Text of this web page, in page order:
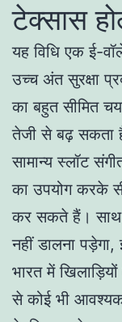
टेक्सास
यह विधि एक ई-
उच्च अंत सुरक्षा
का बहुत सीमित
तेजी से बढ़ सकता
सामान्य स्लॉट
का उपयोग करके
कर सकते हैं। साथ
नहीं डालना
भारत में
से कोई भी